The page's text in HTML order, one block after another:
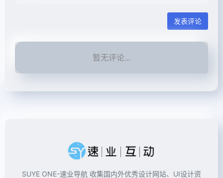
发表评论
暂无评论...
SUYE ONE-速业导航 收集国内外优秀设计网站、UI设计资